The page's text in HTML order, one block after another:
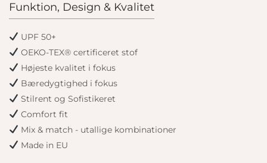
Funktion, Design & Kvalitet
UPF 50+
OEKO-TEX® certificeret stof
Højeste kvalitet i fokus
Bæredygtighed i fokus
Stilrent og Sofistikeret
Comfort fit
Mix & match - utallige kombinationer
Made in EU